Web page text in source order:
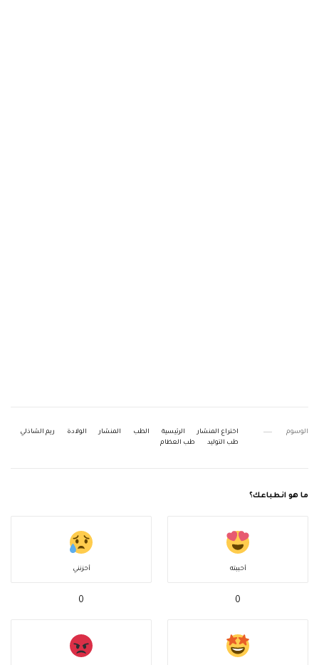
الوسوم اختراع المنشار الرئيسية الطب المنشار الولادة
ريم الشاذلي
طب التوليد
طب العظام
ما هو انطباعك؟
أحببته
0
أحزنني
0